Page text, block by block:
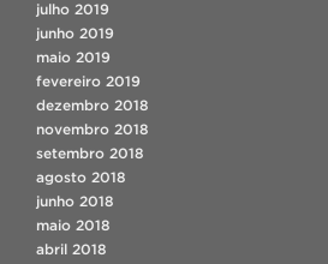
julho 2019
junho 2019
maio 2019
fevereiro 2019
dezembro 2018
novembro 2018
setembro 2018
agosto 2018
junho 2018
maio 2018
abril 2018